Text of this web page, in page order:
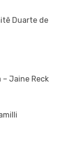
Duarte de
– Jaine Reck